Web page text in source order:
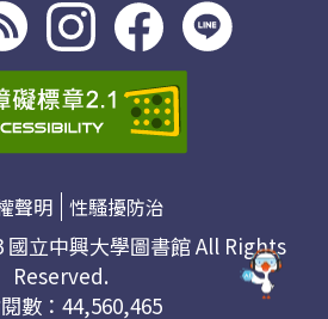
instagram
社群
facebook
社群
line社
群
立中興大學圖書館 All Rights
Reserved.
數：44,560,465
聲明 性騷擾防治